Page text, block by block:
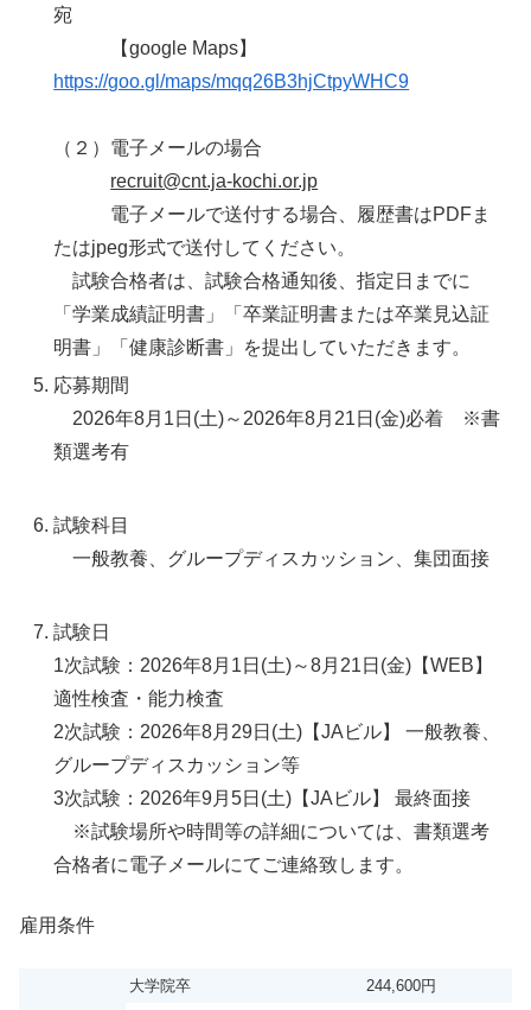
宛
【google Maps】
https://goo.gl/maps/mqq26B3hjCtpyWHC9
（２）電子メールの場合
recruit@cnt.ja-kochi.or.jp
電子メールで送付する場合、履歴書はPDFま
たはjpeg形式で送付してください。
試験合格者は、試験合格通知後、指定日までに
「学業成績証明書」「卒業証明書または卒業見込証
明書」「健康診断書」を提出していただきます。
応募期間
2026年8月1日(土)～2026年8月21日(金)必着 ※書
類選考有
試験科目
一般教養、グループディスカッション、集団面接
試験日
1次試験：2026年8月1日(土)～8月21日(金)【WEB】
適性検査・能力検査
2次試験：2026年8月29日(土)【JAビル】 一般教養、
グループディスカッション等
3次試験：2026年9月5日(土)【JAビル】 最終面接
※試験場所や時間等の詳細については、書類選考
合格者に電子メールにてご連絡致します。
雇用条件
大学院卒
244,600円